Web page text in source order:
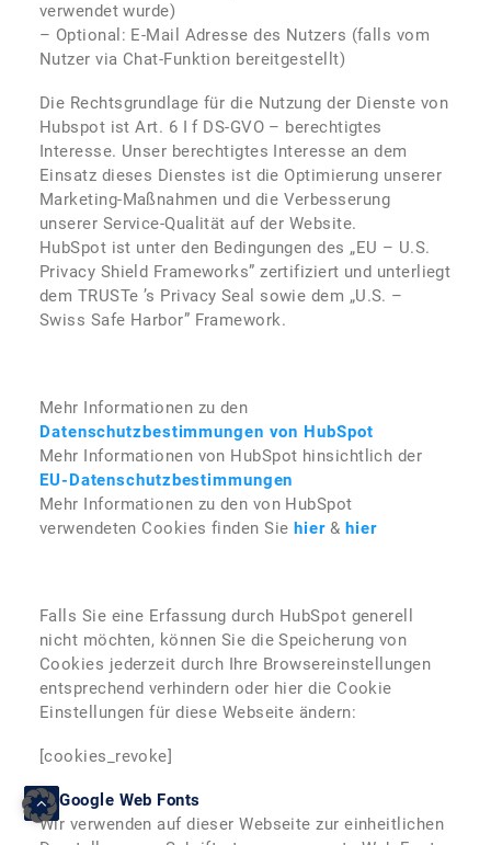
verwendet wurde)
– Optional: E-Mail Adresse des Nutzers (falls vom
Nutzer via Chat-Funktion bereitgestellt)
Die Rechtsgrundlage für die Nutzung der Dienste von
Hubspot ist Art. 6 I f DS-GVO – berechtigtes
Interesse. Unser berechtigtes Interesse an dem
Einsatz dieses Dienstes ist die Optimierung unserer
Marketing-Maßnahmen und die Verbesserung
unserer Service-Qualität auf der Website.
HubSpot ist unter den Bedingungen des „EU – U.S.
Privacy Shield Frameworks” zertifiziert und unterliegt
dem TRUSTe ’s Privacy Seal sowie dem „U.S. –
Swiss Safe Harbor” Framework.
Mehr Informationen zu den
Datenschutzbestimmungen von HubSpot
Mehr Informationen von HubSpot hinsichtlich der
EU-Datenschutzbestimmungen
Mehr Informationen zu den von HubSpot
verwendeten Cookies finden Sie hier& hier
Falls Sie eine Erfassung durch HubSpot generell
nicht möchten, können Sie die Speicherung von
Cookies jederzeit durch Ihre Browsereinstellungen
entsprechend verhindern oder hier die Cookie
Einstellungen für diese Webseite ändern:
[cookies_revoke]
6. Google Web Fonts
Wir verwenden auf dieser Webseite zur einheitlichen